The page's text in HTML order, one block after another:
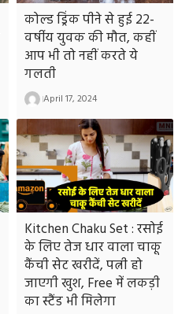
कोल्ड ड्रिंक पीने से हुई 22-
वर्षीय युवक की मौत, कहीं
आप भी तो नहीं करते ये
गलती
April 17, 2024
Kitchen Chaku Set : रसोई
के लिए तेज धार वाला चाकू
कैंची सेट खरीदें, पत्नी हो
जाएगी खुश, Free में लकड़ी
का स्टैंड भी मिलेगा